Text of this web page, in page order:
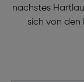
nächstes
sich von den